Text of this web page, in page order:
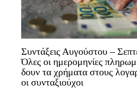
Συντάξεις Αυγούστου –
Όλες οι ημερομηνίες
δουν τα χρήματα στους
οι συνταξιούχοι